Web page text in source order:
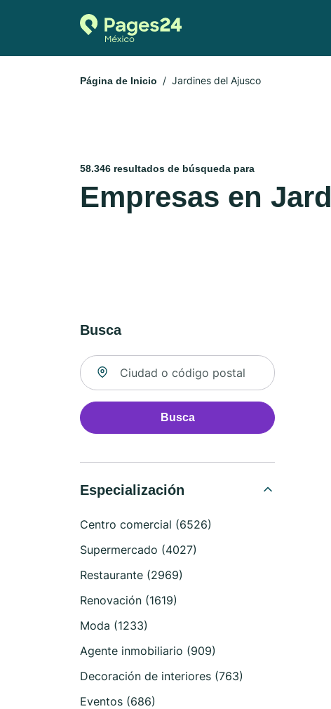
Página de Inicio Jardines del Ajusco
58.346 resultados de búsqueda para
Empresas en
Busca
Buscar ubicación
Busca
Especialización
Centro comercial (6526)
Supermercado (4027)
Restaurante (2969)
Renovación (1619)
Moda (1233)
Agente inmobiliario (909)
Decoración de interiores (763)
Eventos (686)